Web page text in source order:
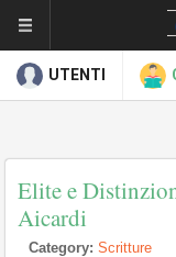
UTENTI
Elite e
Aicardi
Category: Scritture